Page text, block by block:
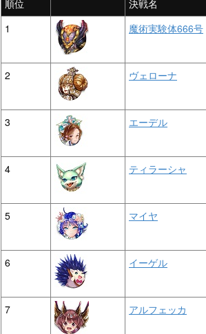
順位 決戦名
1
魔術実験体666号
2 ヴェローナ
3 エーデル
4 ティラーシャ
5 マイヤ
6 イーゲル
7 アルフェッカ